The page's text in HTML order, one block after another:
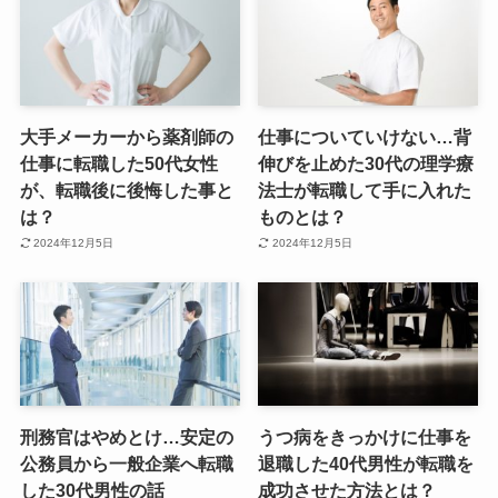
大手メーカーから薬剤師の
仕事に転職した50代女性
が、転職後に後悔した事と
は？
2024年12月5日
仕事についていけない…背
伸びを止めた30代の理学療
法士が転職して手に入れた
ものとは？
2024年12月5日
刑務官はやめとけ…安定の
公務員から一般企業へ転職
した30代男性の話
うつ病をきっかけに仕事を
退職した40代男性が転職を
成功させた方法とは？